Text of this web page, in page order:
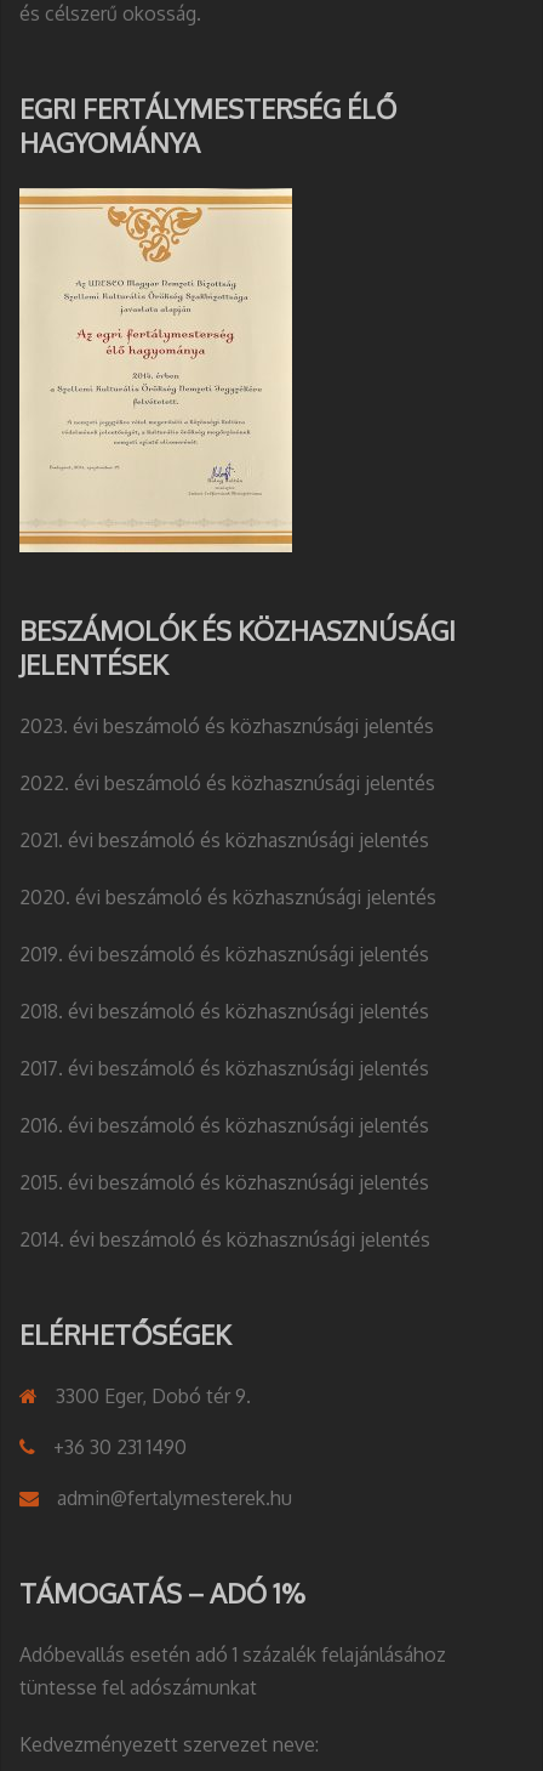
és célszerű okosság.
EGRI FERTÁLYMESTERSÉG ÉLŐ
HAGYOMÁNYA
BESZÁMOLÓK ÉS KÖZHASZNÚSÁGI
JELENTÉSEK
2023. évi beszámoló és közhasznúsági jelentés
2022. évi beszámoló és közhasznúsági jelentés
2021. évi beszámoló és közhasznúsági jelentés
2020. évi beszámoló és közhasznúsági jelentés
2019. évi beszámoló és közhasznúsági jelentés
2018. évi beszámoló és közhasznúsági jelentés
2017. évi beszámoló és közhasznúsági jelentés
2016. évi beszámoló és közhasznúsági jelentés
2015. évi beszámoló és közhasznúsági jelentés
2014. évi beszámoló és közhasznúsági jelentés
ELÉRHETŐSÉGEK
3300 Eger, Dobó tér 9.
+36 30 231 1490
admin@fertalymesterek.hu
TÁMOGATÁS – ADÓ 1%
Adóbevallás esetén adó 1 százalék felajánlásához
tüntesse fel adószámunkat
Kedvezményezett szervezet neve: